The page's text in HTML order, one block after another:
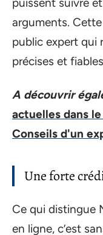
arguments.
public expert qui
précises et
A découvrir
actuelles dans
Conseils d'un
Une forte
Ce qui distingue
en ligne, c’est